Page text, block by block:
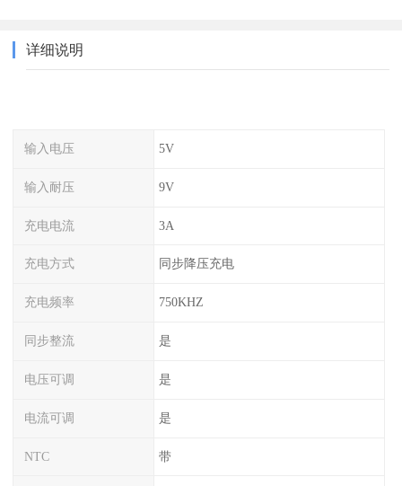
详细说明
输入电压 5V
输入耐压 9V
充电电流 3A
充电方式 同步降压充电
充电频率 750KHZ
同步整流 是
电压可调 是
电流可调 是
NTC 带